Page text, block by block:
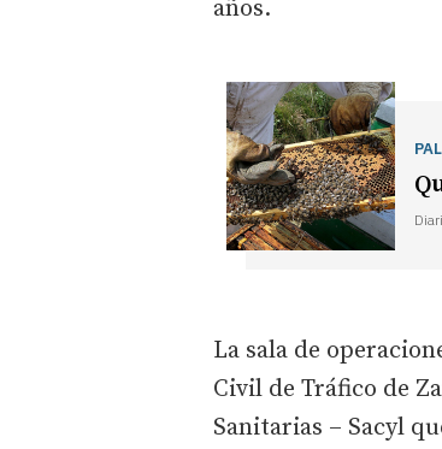
años.
La sala de
Civil de Tráfico de
Sanitarias – Sacyl